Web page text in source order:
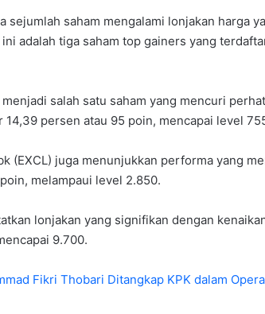
sejumlah saham mengalami lonjakan harga
adalah tiga saham top gainers yang
salah satu saham yang mencuri
persen atau 95 poin, mencapai level
(EXCL) juga menunjukkan performa yang
melampaui level 2.850.
lonjakan yang signifikan dengan
9.700.
Fikri Thobari Ditangkap KPK dalam